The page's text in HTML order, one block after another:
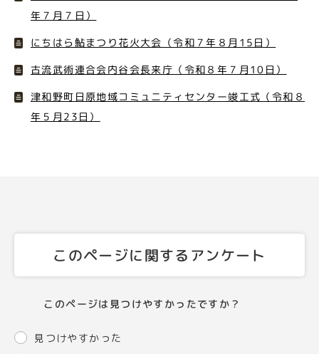
年７月７日）
にちはら鮎まつり花火大会（令和７年８月15日）
古流武術連合会内谷会長来庁（令和８年７月10日）
津和野町日原地域コミュニティセンター竣工式（令和８
年５月23日）
このページに関するアンケート
このページは見つけやすかったですか？
見つけやすかった